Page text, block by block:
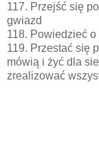
117. Przejść się
gwiazd
118. Powiedzieć
119. Przestać się
mówią i żyć dla
zrealizować